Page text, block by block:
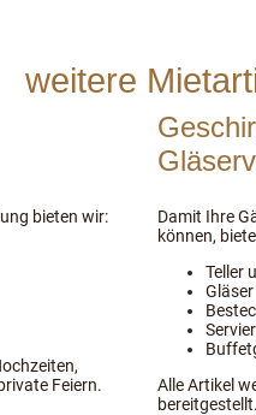
weitere
bieten wir:
Feiern.
Damit Ihre
können,
Teller
Gläser
Alle Artikel
bereitgestellt.